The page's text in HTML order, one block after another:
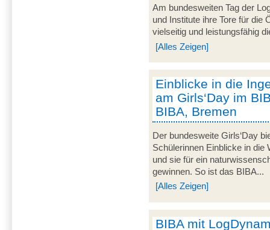
Am bundesweiten Tag der
und Institute ihre Tore für die
vielseitig und leistungsfähig
[Alles Zeigen]
Einblicke in die
am Girls‘Day im
BIBA, Bremen
Der bundesweite Girls‘Day
Schülerinnen Einblicke in die
und sie für ein
gewinnen. So ist das BIBA...
[Alles Zeigen]
BIBA mit